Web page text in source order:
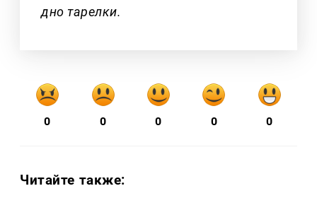
дно тарелки.
0 0 0 0 0
Читайте также: